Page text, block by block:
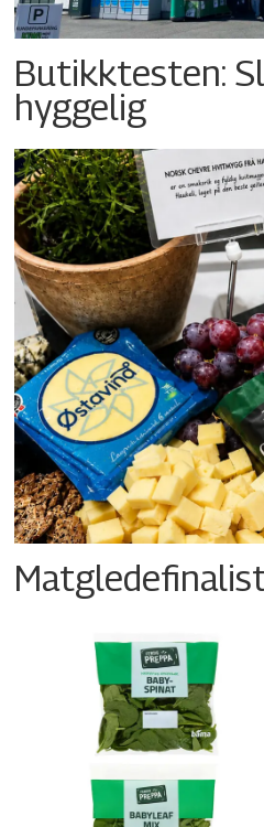
Butikktesten:
hyggelig